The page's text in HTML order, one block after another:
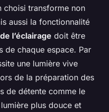
choisi transforme non
aussi la fonctionnalité
l’éclairage doit être
de chaque espace. Par
une lumière vive
de la préparation des
de détente comme le
plus douce et